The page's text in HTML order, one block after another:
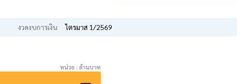
งวดงบการเงิน ไตรมาส 1/2569
หน่วย : ล้านบาท